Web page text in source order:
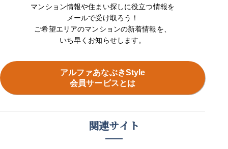
マンション情報や住まい探しに役立つ情報を
メールで受け取ろう！
ご希望エリアのマンションの新着情報を、
いち早くお知らせします。
アルファあなぶきStyle
会員サービスとは
関連サイト